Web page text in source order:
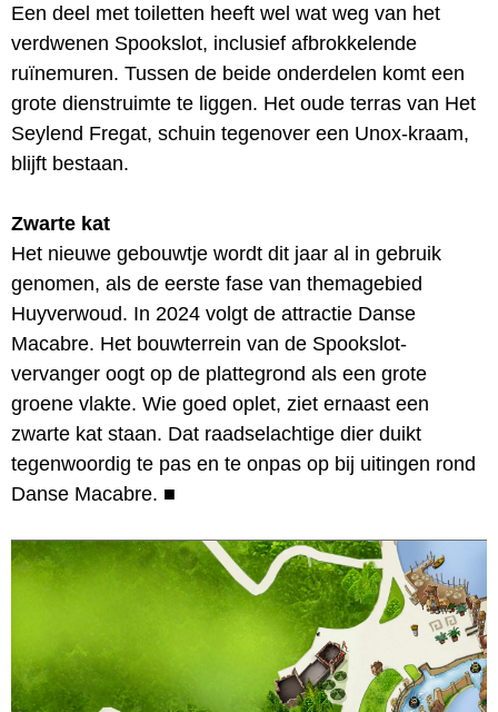
Een deel met toiletten heeft wel wat weg van het
verdwenen Spookslot, inclusief afbrokkelende
ruïnemuren. Tussen de beide onderdelen komt een
grote dienstruimte te liggen. Het oude terras van Het
Seylend Fregat, schuin tegenover een Unox-kraam,
blijft bestaan.
Zwarte kat
Het nieuwe gebouwtje wordt dit jaar al in gebruik
genomen, als de eerste fase van themagebied
Huyverwoud. In 2024 volgt de attractie Danse
Macabre. Het bouwterrein van de Spookslot-
vervanger oogt op de plattegrond als een grote
groene vlakte. Wie goed oplet, ziet ernaast een
zwarte kat staan. Dat raadselachtige dier duikt
tegenwoordig te pas en te onpas op bij uitingen rond
Danse Macabre. ■